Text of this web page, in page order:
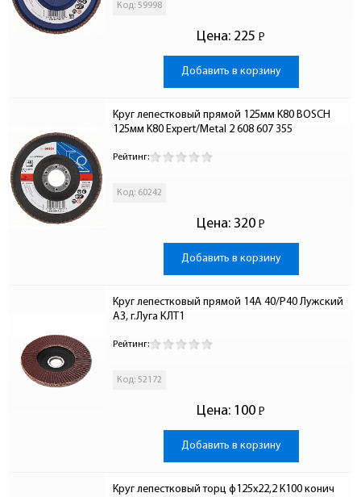
Код: 59998
Цена: 225 Р
-
Добавить в корзину
Круг лепестковый прямой 125мм K80 BOSCH
125мм K80 Expert/Metal 2 608 607 355
Рейтинг:
Код: 60242
Цена: 320 Р
-
Добавить в корзину
Круг лепестковый прямой 14А 40/Р40 Лужский
АЗ, г.Луга КЛТ1
Рейтинг:
Код: 52172
Цена: 100 Р
-
Добавить в корзину
Круг лепестковый торц ф125х22,2 К100 конич